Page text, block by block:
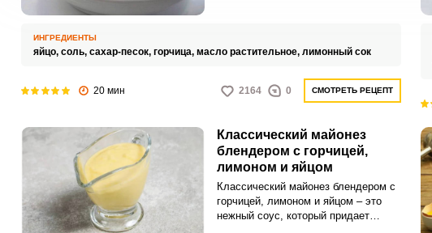
качественные продукты.Важно
получается без красителей,
стабилизаторов, но
калорийный.Первым и самым
приготовления майонеза в домашних
условиях является чёткое
соблюдение всех описанных
технологий.Температура всех
ингредиентов должна быть
одинаковой, комнатной.Чем больше
ИНГРЕДИЕНТЫ
яйцо, соль, сахар-песок, горчица, масло растительное, лимонный сок
20 мин 2164 0 СМОТРЕТЬ РЕЦЕПТ
Классический майонез
блендером с горчицей,
лимоном и яйцом
Классический майонез блендером с
горчицей, лимоном и яйцом – это
нежный соус, который придает